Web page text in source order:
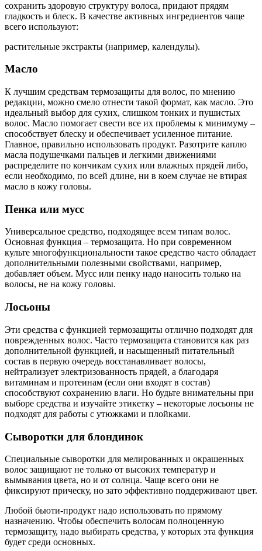
сохранить здоровую структуру волоса, придают прядям
гладкость и блеск. В качестве активных ингредиентов чаще
всего используют:
растительные экстракты (например, календулы).
Масло
К лучшим средствам термозащиты для волос, по мнению
редакции, можно смело отнести такой формат, как масло. Это
идеальный выбор для сухих, слишком тонких и пушистых
волос. Масло помогает свести все их проблемы к минимуму –
способствует блеску и обеспечивает усиленное питание.
Главное, правильно использовать продукт. Разотрите каплю
масла подушечками пальцев и легкими движениями
распределите по кончикам сухих или влажных прядей либо,
если необходимо, по всей длине, ни в коем случае не втирая
масло в кожу головы.
Пенка или мусс
Универсальное средство, подходящее всем типам волос.
Основная функция – термозащита. Но при современном
культе многофункциональности такое средство часто обладает
дополнительными полезными свойствами, например,
добавляет объем. Мусс или пенку надо наносить только на
волосы, не на кожу головы.
Лосьоны
Эти средства с функцией термозащиты отлично подходят для
поврежденных волос. Часто термозащита становится как раз
дополнительной функцией, и насыщенный питательный
состав в первую очередь восстанавливает волосы,
нейтрализует электризованность прядей, а благодаря
витаминам и протеинам (если они входят в состав)
способствуют сохранению влаги. Но будьте внимательны при
выборе средства и изучайте этикетку – некоторые лосьоны не
подходят для работы с утюжками и плойками.
Сыворотки для блондинок
Специальные сыворотки для мелированных и окрашенных
волос защищают не только от высоких температур и
вымывания цвета, но и от солнца. Чаще всего они не
фиксируют прическу, но зато эффективно поддерживают цвет.
Любой бьюти-продукт надо использовать по прямому
назначению. Чтобы обеспечить волосам полноценную
термозащиту, надо выбирать средства, у которых эта функция
будет среди основных.